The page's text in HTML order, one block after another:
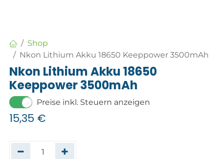
Shop
Nkon Lithium Akku 18650 Keeppower 3500mAh
Nkon Lithium Akku 18650
Keeppower 3500mAh
Preise inkl. Steuern anzeigen
15,35 €